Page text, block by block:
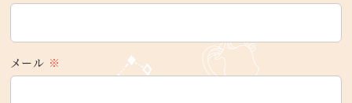
メール ※